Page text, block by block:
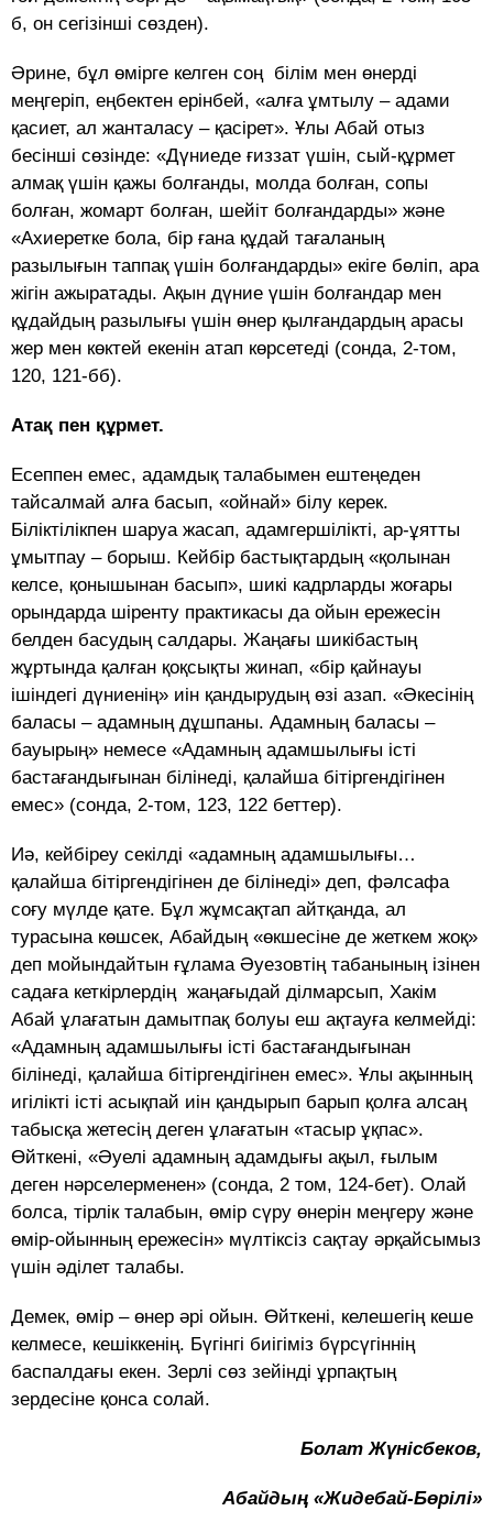
б, он сегізінші сөзден).
Әрине, бұл өмірге келген соң білім мен өнерді
меңгеріп, еңбектен ерінбей, «алға ұмтылу – адами
қасиет, ал жанталасу – қасірет». Ұлы Абай отыз
бесінші сөзінде: «Дүниеде ғиззат үшін, сый-құрмет
алмақ үшін қажы болғанды, молда болған, сопы
болған, жомарт болған, шейіт болғандарды» және
«Ахиеретке бола, бір ғана құдай тағаланың
разылығын таппақ үшін болғандарды» екіге бөліп, ара
жігін ажыратады. Ақын дүние үшін болғандар мен
құдайдың разылығы үшін өнер қылғандардың арасы
жер мен көктей екенін атап көрсетеді (сонда, 2-том,
120, 121-бб).
Атақ пен құрмет.
Есеппен емес, адамдық талабымен ештеңеден
тайсалмай алға басып, «ойнай» білу керек.
Біліктілікпен шаруа жасап, адамгершілікті, ар-ұятты
ұмытпау – борыш. Кейбір бастықтардың «қолынан
келсе, қонышынан басып», шикі кадрларды жоғары
орындарда шіренту практикасы да ойын ережесін
белден басудың салдары. Жаңағы шикібастың
жұртында қалған қоқсықты жинап, «бір қайнауы
ішіндегі дүниенің» иін қандырудың өзі азап. «Әкесінің
баласы – адамның дұшпаны. Адамның баласы –
бауырың» немесе «Адамның адамшылығы істі
бастағандығынан білінеді, қалайша бітіргендігінен
емес» (сонда, 2-том, 123, 122 беттер).
Иә, кейбіреу секілді «адамның адамшылығы…
қалайша бітіргендігінен де білінеді» деп, фәлсафа
соғу мүлде қате. Бұл жұмсақтап айтқанда, ал
турасына көшсек, Абайдың «өкшесіне де жеткем жоқ»
деп мойындайтын ғұлама Әуезовтің табанының ізінен
садаға кеткірлердің жаңағыдай ділмарсып, Хакім
Абай ұлағатын дамытпақ болуы еш ақтауға келмейді:
«Адамның адамшылығы істі бастағандығынан
білінеді, қалайша бітіргендігінен емес». Ұлы ақынның
игілікті істі асықпай иін қандырып барып қолға алсаң
табысқа жетесің деген ұлағатын «тасыр ұқпас».
Өйткені, «Әуелі адамның адамдығы ақыл, ғылым
деген нәрселерменен» (сонда, 2 том, 124-бет). Олай
болса, тірлік талабын, өмір сүру өнерін меңгеру және
өмір-ойынның ережесін» мүлтіксіз сақтау әрқайсымыз
үшін әділет талабы.
Демек, өмір – өнер әрі ойын. Өйткені, келешегің кеше
келмесе, кешіккенің. Бүгінгі биігіміз бүрсүгіннің
баспалдағы екен. Зерлі сөз зейінді ұрпақтың
зердесіне қонса солай.
Болат Жүнісбеков,
Абайдың «Жидебай-Бөрілі»